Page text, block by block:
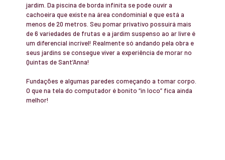
jardim. Da piscina de borda infinita se pode ouvir a
cachoeira que existe na área condominial e que está a
menos de 20 metros. Seu pomar privativo possuirá mais
de 6 variedades de frutas e a jardim suspenso ao ar livre é
um diferencial incrível! Realmente só andando pela obra e
seus jardins se consegue viver a experiência de morar no
Quintas de Sant’Anna!
Fundações e algumas paredes começando a tomar corpo.
O que na tela do computador é bonito “in loco” fica ainda
melhor!